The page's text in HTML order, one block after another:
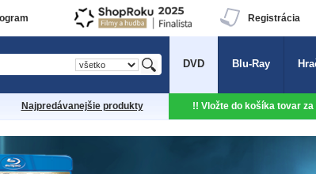
Registrácia
DVD Blu-Ray
Najpredávanejšie produkty !! Vložte do košíka tovar